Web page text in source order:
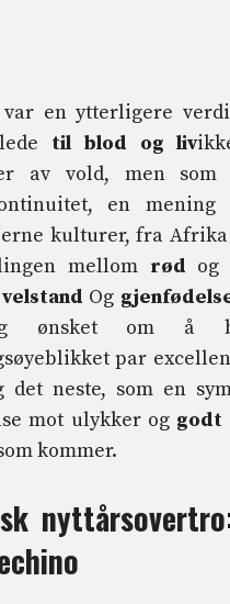
en ytterligere
til blod og liv
av vold, men som
en mening
kulturer, fra
mellom rød og
velstand Og
ønsket om
par
det neste, som en
mot ulykker og godt
kommer.